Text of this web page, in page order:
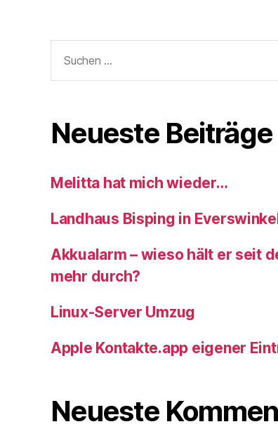
nach:
Neueste Beiträge
Melitta hat mich wieder…
Landhaus Bisping in
Akkualarm – wieso hält er seit
mehr durch?
Linux-Server Umzug
Apple Kontakte.app eigener
Neueste